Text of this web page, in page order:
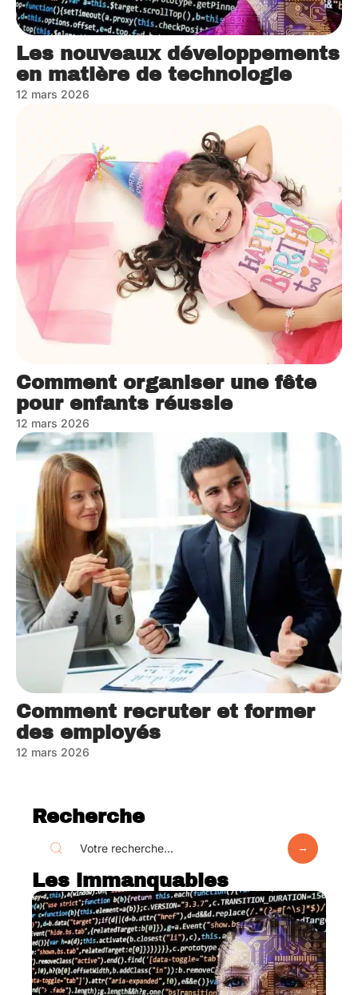
Les nouveaux développements
en matière de technologie
12 mars 2026
Comment organiser une fête
pour enfants réussie
12 mars 2026
Comment recruter et former
des employés
12 mars 2026
Recherche
Les immanquables